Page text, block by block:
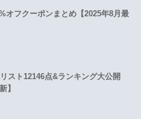
オフクーポンまとめ【2025年8月最
スト12146点&ランキング大公開
】